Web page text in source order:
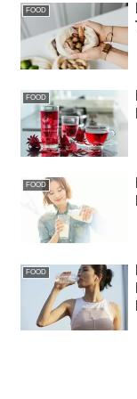
FOOD
FOOD
FOOD
FOOD